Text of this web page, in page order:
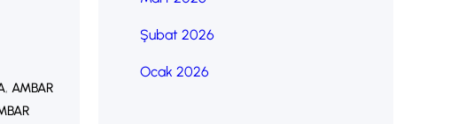
ve…
, AMBAR
Şubat 2026
Ocak 2026